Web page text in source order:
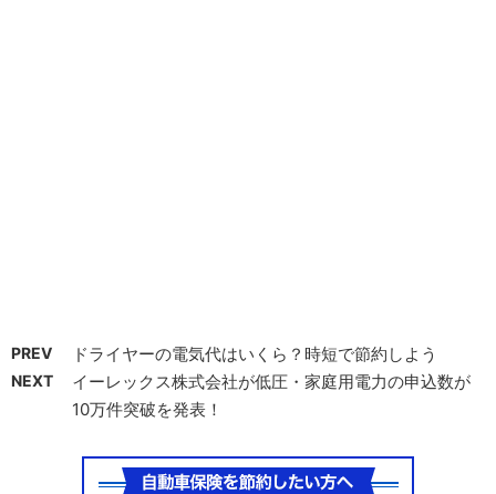
PREV ドライヤーの電気代はいくら？時短で節約しよう
NEXT
イーレックス株式会社が低圧・家庭用電力の申込数が
10万件突破を発表！